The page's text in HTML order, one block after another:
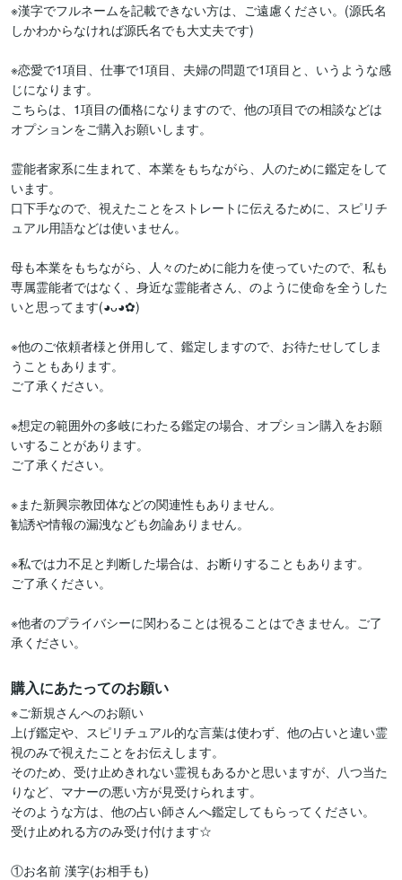
※漢字でフルネームを記載できない方は、ご遠慮ください。(源氏名
しかわからなければ源氏名でも大丈夫です)
※恋愛で1項目、仕事で1項目、夫婦の問題で1項目と、いうような感
じになります。
こちらは、1項目の価格になりますので、他の項目での相談などは
オプションをご購入お願いします。
霊能者家系に生まれて、本業をもちながら、人のために鑑定をして
います。
口下手なので、視えたことをストレートに伝えるために、スピリチ
ュアル用語などは使いません。
母も本業をもちながら、人々のために能力を使っていたので、私も
専属霊能者ではなく、身近な霊能者さん、のように使命を全うした
いと思ってます(⁠◕⁠ᴗ⁠◕⁠✿⁠)
※他のご依頼者様と併用して、鑑定しますので、お待たせしてしま
うこともあります。
ご了承ください。
※想定の範囲外の多岐にわたる鑑定の場合、オプション購入をお願
いすることがあります。
ご了承ください。
※また新興宗教団体などの関連性もありません。
勧誘や情報の漏洩なども勿論ありません。
※私では力不足と判断した場合は、お断りすることもあります。
ご了承ください。
※他者のプライバシーに関わることは視ることはできません。ご了
購入にあたってのお願い
※ご新規さんへのお願い
上げ鑑定や、スピリチュアル的な言葉は使わず、他の占いと違い霊
視のみで視えたことをお伝えします。
そのため、受け止めきれない霊視もあるかと思いますが、八つ当た
りなど、マナーの悪い方が見受けられます。
そのような方は、他の占い師さんへ鑑定してもらってください。
受け止めれる方のみ受け付けます☆
①お名前 漢字(お相手も)